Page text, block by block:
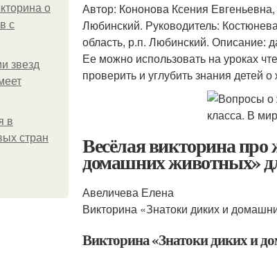
о
с
звезд
в
стран
Автор: Кононова Ксения
Любинский. Руководитель:
область, р.п. Любинский. Описание:
Ее можно использовать на уроках
проверить и углубить знания
Весёлая викторина
домашних животных»
Авеличева Елена
Викторина «Знатоки диких и
Викторина «Знатоки диких и